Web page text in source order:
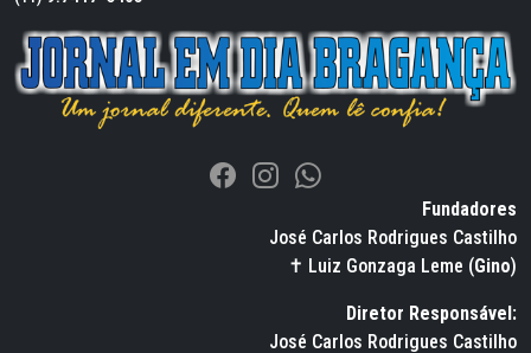
Fundadores
José Carlos Rodrigues Castilho
✝ Luiz Gonzaga Leme (Gino)
Diretor Responsável:
José Carlos Rodrigues Castilho